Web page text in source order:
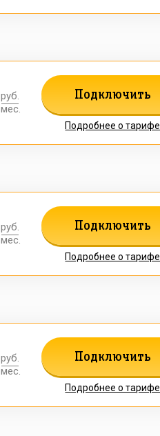
руб.
мес.
Подключить
Подробнее о тарифе
руб.
мес.
Подключить
Подробнее о тарифе
руб.
мес.
Подключить
Подробнее о тарифе